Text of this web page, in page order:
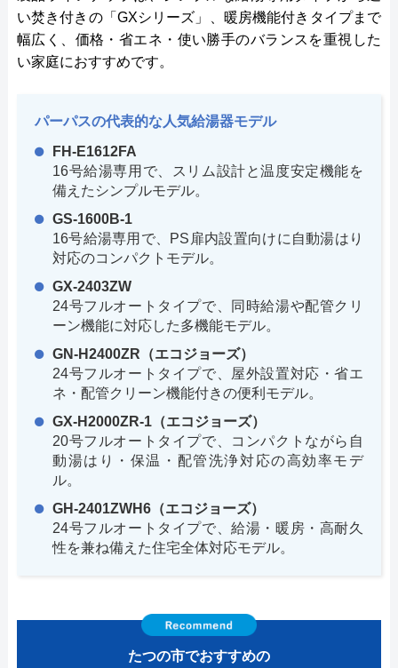
い焚き付きの「GXシリーズ」、暖房機能付きタイプまで
幅広く、価格・省エネ・使い勝手のバランスを重視した
い家庭におすすめです。
パーパスの代表的な人気給湯器モデル
FH-E1612FA
16号給湯専用で、スリム設計と温度安定機能を
備えたシンプルモデル。
GS-1600B-1
16号給湯専用で、PS扉内設置向けに自動湯はり
対応のコンパクトモデル。
GX-2403ZW
24号フルオートタイプで、同時給湯や配管クリ
ーン機能に対応した多機能モデル。
GN-H2400ZR（エコジョーズ）
24号フルオートタイプで、屋外設置対応・省エ
ネ・配管クリーン機能付きの便利モデル。
GX-H2000ZR-1（エコジョーズ）
20号フルオートタイプで、コンパクトながら自
動湯はり・保温・配管洗浄対応の高効率モデ
ル。
GH-2401ZWH6（エコジョーズ）
24号フルオートタイプで、給湯・暖房・高耐久
性を兼ね備えた住宅全体対応モデル。
たつの市でおすすめの